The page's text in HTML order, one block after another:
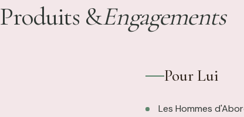
Produits &Engagements
Pour Lui
Les Hommes